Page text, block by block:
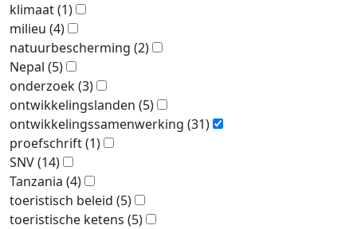
klimaat(1)
milieu (4)
natuurbescherming (2)
Nepal (5)
onderzoek(3)
ontwikkelingslanden (5)
ontwikkelingssamenwerking (31)
proefschrift(1)
SNV(14)
Tanzania (4)
toeristisch beleid (5)
toeristische ketens (5)